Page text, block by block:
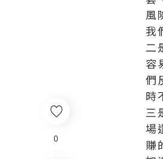
0
風
我
二
容
們
時
三
場
賺